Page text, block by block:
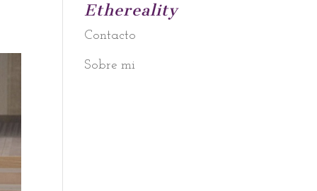
Ethereality
Contacto
Sobre mi